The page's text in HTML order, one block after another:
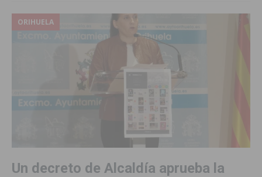
ORIHUELA
Un decreto de Alcaldía aprueba la